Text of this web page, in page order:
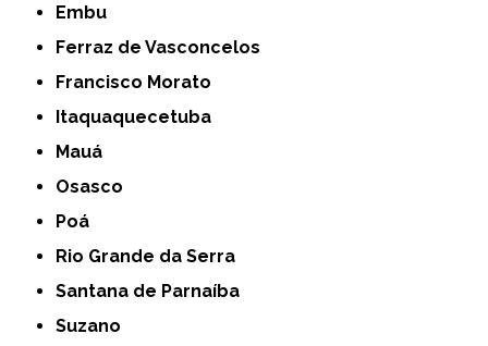
Embu
Ferraz de Vasconcelos
Francisco Morato
Itaquaquecetuba
Mauá
Osasco
Poá
Rio Grande da Serra
Santana de Parnaíba
Suzano